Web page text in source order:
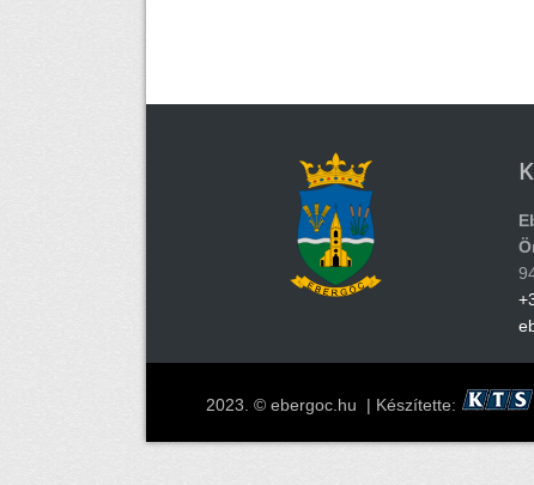
2023. © ebergoc.hu | Készítette: